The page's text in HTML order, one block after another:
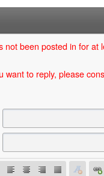
not been posted in for at
want to reply, please